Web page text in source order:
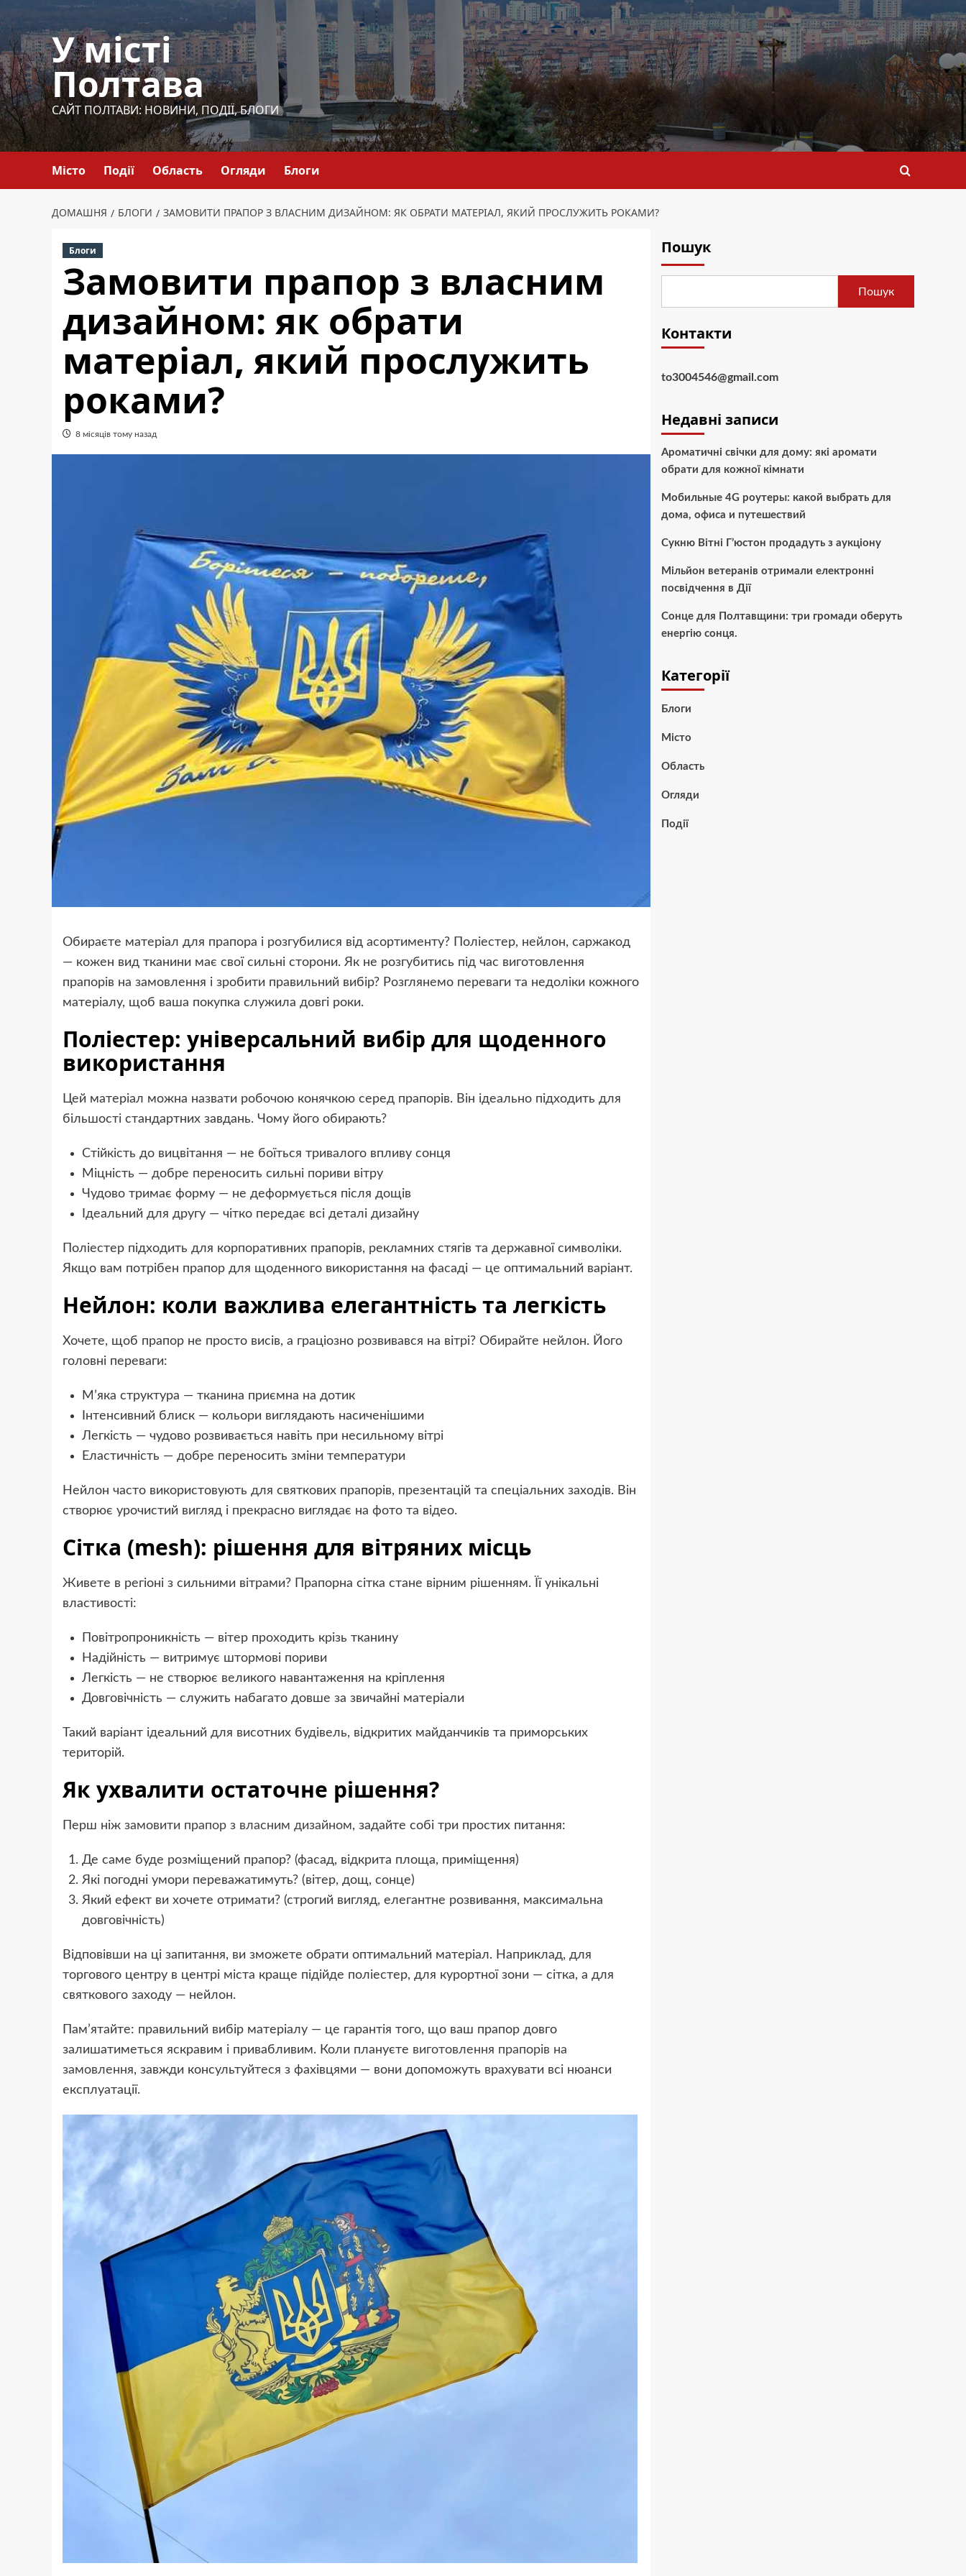
до
вмісту
У місті
Полтава
САЙТ ПОЛТАВИ: НОВИНИ, ПОДІЇ, БЛОГИ
Місто Події Область Огляди Блоги
ДОМАШНЯ БЛОГИ ЗАМОВИТИ ПРАПОР З ВЛАСНИМ ДИЗАЙНОМ: ЯК ОБРАТИ МАТЕРІАЛ, ЯКИЙ ПРОСЛУЖИТЬ РОКАМИ?
Блоги
Замовити прапор з власним
дизайном: як обрати
матеріал, який прослужить
роками?
8 місяців тому назад
Обираєте матеріал для прапора і розгубилися від асортименту? Поліестер, нейлон, саржакод
— кожен вид тканини має свої сильні сторони. Як не розгубитись під час виготовлення
прапорів на замовлення і зробити правильний вибір? Розглянемо переваги та недоліки кожного
матеріалу, щоб ваша покупка служила довгі роки.
Поліестер: універсальний вибір для щоденного
використання
Цей матеріал можна назвати робочою конячкою серед прапорів. Він ідеально підходить для
більшості стандартних завдань. Чому його обирають?
Стійкість до вицвітання — не боїться тривалого впливу сонця
Міцність — добре переносить сильні пориви вітру
Чудово тримає форму — не деформується після дощів
Ідеальний для другу — чітко передає всі деталі дизайну
Поліестер підходить для корпоративних прапорів, рекламних стягів та державної символіки.
Якщо вам потрібен прапор для щоденного використання на фасаді — це оптимальний варіант.
Нейлон: коли важлива елегантність та легкість
Хочете, щоб прапор не просто висів, а граціозно розвивався на вітрі? Обирайте нейлон. Його
головні переваги:
М’яка структура — тканина приємна на дотик
Інтенсивний блиск — кольори виглядають насиченішими
Легкість — чудово розвивається навіть при несильному вітрі
Еластичність — добре переносить зміни температури
Нейлон часто використовують для святкових прапорів, презентацій та спеціальних заходів. Він
створює урочистий вигляд і прекрасно виглядає на фото та відео.
Сітка (mesh): рішення для вітряних місць
Живете в регіоні з сильними вітрами? Прапорна сітка стане вірним рішенням. Її унікальні
властивості:
Повітропроникність — вітер проходить крізь тканину
Надійність — витримує штормові пориви
Легкість — не створює великого навантаження на кріплення
Довговічність — служить набагато довше за звичайні матеріали
Такий варіант ідеальний для висотних будівель, відкритих майданчиків та приморських
територій.
Як ухвалити остаточне рішення?
Перш ніж замовити прапор з власним дизайном, задайте собі три простих питання:
Де саме буде розміщений прапор? (фасад, відкрита площа, приміщення)
Які погодні умори переважатимуть? (вітер, дощ, сонце)
Який ефект ви хочете отримати? (строгий вигляд, елегантне розвивання, максимальна
довговічність)
Відповівши на ці запитання, ви зможете обрати оптимальний матеріал. Наприклад, для
торгового центру в центрі міста краще підійде поліестер, для курортної зони — сітка, а для
святкового заходу — нейлон.
Пам’ятайте: правильний вибір матеріалу — це гарантія того, що ваш прапор довго
залишатиметься яскравим і привабливим. Коли плануєте виготовлення прапорів на
замовлення, завжди консультуйтеся з фахівцями — вони допоможуть врахувати всі нюанси
експлуатації.
Пошук
Пошук
Контакти
to3004546@gmail.com
Недавні записи
Ароматичні свічки для дому: які аромати
обрати для кожної кімнати
Мобильные 4G роутеры: какой выбрать для
дома, офиса и путешествий
Сукню Вітні Г’юстон продадуть з аукціону
Мільйон ветеранів отримали електронні
посвідчення в Дії
Сонце для Полтавщини: три громади оберуть
енергію сонця.
Категорії
Блоги
Місто
Область
Огляди
Події